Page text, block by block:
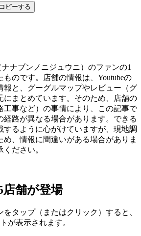
ピーする
ナブンノニジュウニ）のファンの1
ものです。店舗の情報は、Youtubeの
報と、グーグルマップやレビュー（グ
にまとめています。そのため、店舗の
工事など）の事情により、この記事で
経路が異なる場合があります。できる
するように心がけていますが、現地調
め、情報に間違いがある場合がありま
ださい。
舗が登場
タップ（またはクリック）すると、
が表示されます。